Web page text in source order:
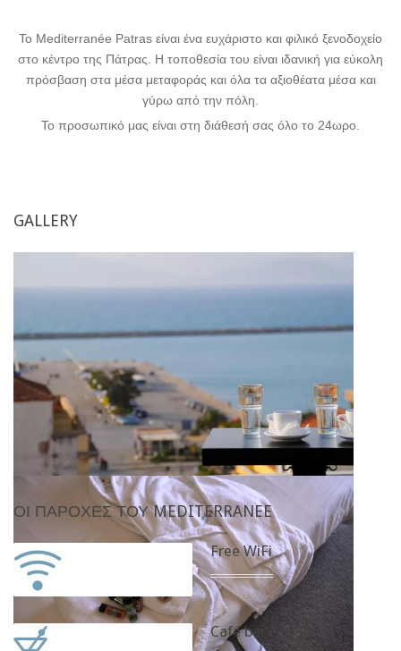
COMFORT &
Το Mediterranée Patras είναι ένα ευχάριστο και φιλικό ξενοδοχείο
στο κέντρο της Πάτρας. Η τοποθεσία του είναι ιδανική για εύκολη
πρόσβαση στα μέσα μεταφοράς και όλα τα αξιοθέατα μέσα και
γύρω από την πόλη.
Το προσωπικό μας είναι στη διάθεσή σας όλο το 24ωρο.
GALLERY
ΟΙ ΠΑΡΟΧΈΣ ΤΟΥ MEDITERRANEE
Free WiFi
Café bar